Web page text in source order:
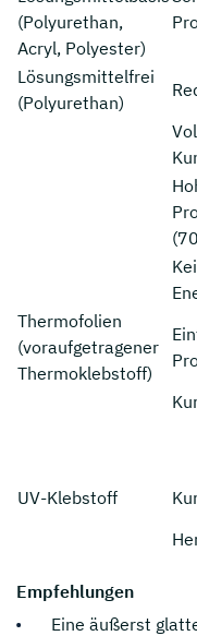
(Polyurethan,
Acryl, Polyester)
Lösungsmittelfrei
(Polyurethan)
Thermofolien
(voraufgetragener
Thermoklebstoff)
UV-Klebstoff
Empfehlungen
Eine äußerst